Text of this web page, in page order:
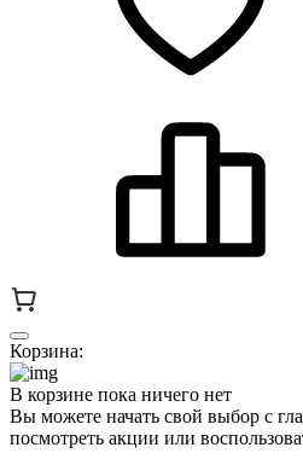
Корзина:
В корзине пока ничего нет
Вы можете начать свой выбор с
посмотреть акции или